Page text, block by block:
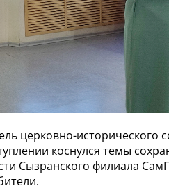
церковно-исторического
коснулся темы
Сызранского филиала